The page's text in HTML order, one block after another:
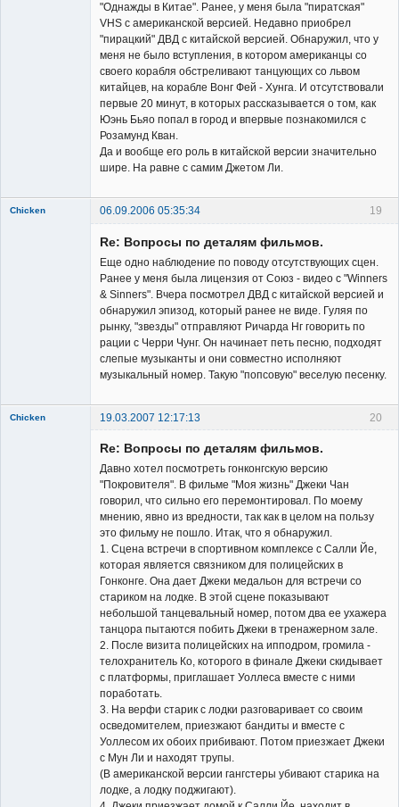
"Однажды в Китае". Ранее, у меня была "пиратская"
VHS с американской версией. Недавно приобрел
"пирацкий" ДВД с китайской версией. Обнаружил, что у
меня не было вступления, в котором американцы со
своего корабля обстреливают танцующих со львом
китайцев, на корабле Вонг Фей - Хунга. И отсутствовали
первые 20 минут, в которых рассказывается о том, как
Юэнь Бьяо попал в город и впервые познакомился с
Розамунд Кван.
Да и вообще его роль в китайской версии значительно
шире. На равне с самим Джетом Ли.
19
Chicken
06.09.2006 05:35:34
Re: Вопросы по деталям фильмов.
Еще одно наблюдение по поводу отсутствующих сцен.
Ранее у меня была лицензия от Союз - видео с "Winners
& Sinners". Вчера посмотрел ДВД с китайской версией и
обнаружил эпизод, который ранее не виде. Гуляя по
рынку, "звезды" отправляют Ричарда Нг говорить по
рации с Черри Чунг. Он начинает петь песню, подходят
слепые музыканты и они совместно исполняют
музыкальный номер. Такую "попсовую" веселую песенку.
20
Chicken
19.03.2007 12:17:13
Re: Вопросы по деталям фильмов.
Давно хотел посмотреть гонконгскую версию
"Покровителя". В фильме "Моя жизнь" Джеки Чан
говорил, что сильно его перемонтировал. По моему
мнению, явно из вредности, так как в целом на пользу
это фильму не пошло. Итак, что я обнаружил.
1. Сцена встречи в спортивном комплексе с Салли Йе,
которая является связником для полицейских в
Гонконге. Она дает Джеки медальон для встречи со
стариком на лодке. В этой сцене показывают
небольшой танцевальный номер, потом два ее ухажера
танцора пытаются побить Джеки в тренажерном зале.
2. После визита полицейских на ипподром, громила -
телохранитель Ко, которого в финале Джеки скидывает
с платформы, приглашает Уоллеса вместе с ними
поработать.
3. На верфи старик с лодки разговаривает со своим
осведомителем, приезжают бандиты и вместе с
Уоллесом их обоих прибивают. Потом приезжает Джеки
с Мун Ли и находят трупы.
(В американской версии гангстеры убивают старика на
лодке, а лодку поджигают).